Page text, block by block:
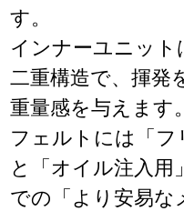
す。
インナーユニッ
二重構造で、揮発
重量感を与えます。
フェルトには「フ
と「オイル注入用
での「より安易な